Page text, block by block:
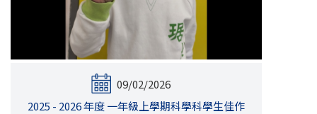
09/02/2026
2025 - 2026 年度 一年級上學期科學科學生佳作